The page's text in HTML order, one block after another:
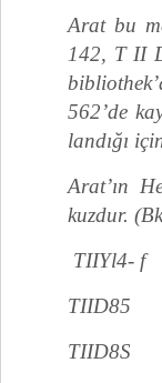
Arat bu
142, T II
562’de
landığı
Arat’ın
kuzdur.